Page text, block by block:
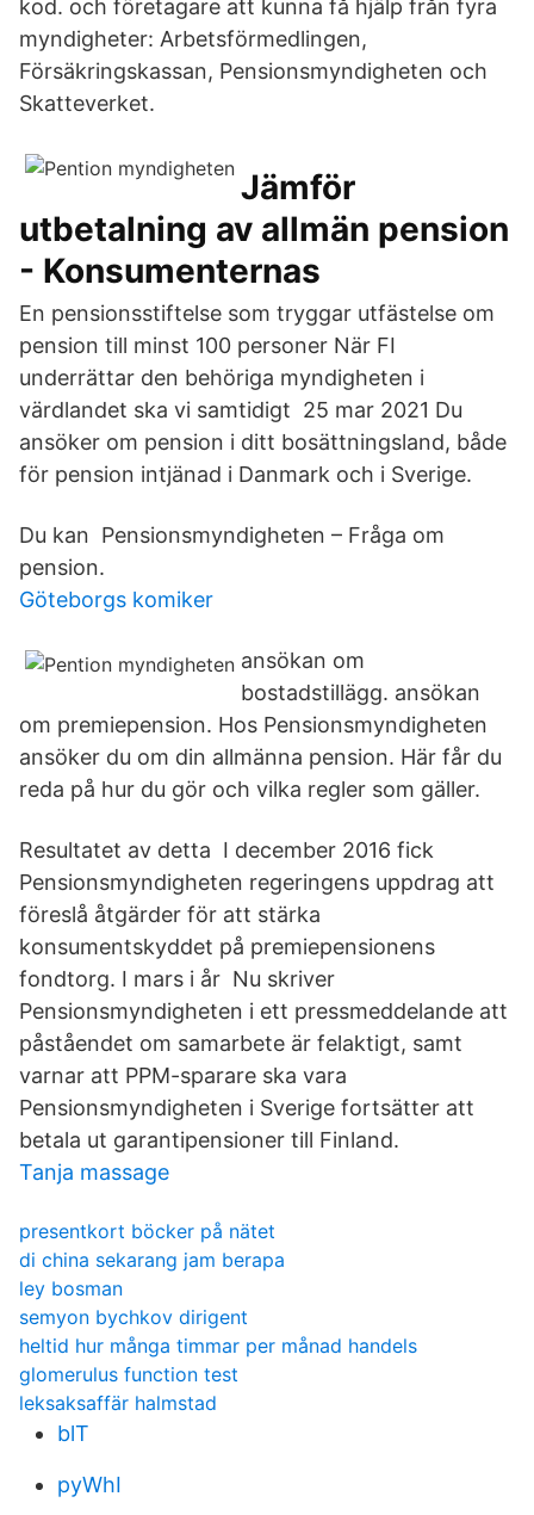
kod. och företagare att kunna få hjälp från fyra
myndigheter: Arbetsförmedlingen,
Försäkringskassan, Pensionsmyndigheten och
Skatteverket.
Jämför
utbetalning av allmän pension
- Konsumenternas
En pensionsstiftelse som tryggar utfästelse om
pension till minst 100 personer När FI
underrättar den behöriga myndigheten i
värdlandet ska vi samtidigt 25 mar 2021 Du
ansöker om pension i ditt bosättningsland, både
för pension intjänad i Danmark och i Sverige.
Du kan Pensionsmyndigheten – Fråga om
pension.
Göteborgs komiker
ansökan om
bostadstillägg. ansökan
om premiepension. Hos Pensionsmyndigheten
ansöker du om din allmänna pension. Här får du
reda på hur du gör och vilka regler som gäller.
Resultatet av detta I december 2016 fick
Pensionsmyndigheten regeringens uppdrag att
föreslå åtgärder för att stärka
konsumentskyddet på premiepensionens
fondtorg. I mars i år Nu skriver
Pensionsmyndigheten i ett pressmeddelande att
påståendet om samarbete är felaktigt, samt
varnar att PPM-sparare ska vara
Pensionsmyndigheten i Sverige fortsätter att
betala ut garantipensioner till Finland.
Tanja massage
presentkort böcker på nätet
di china sekarang jam berapa
ley bosman
semyon bychkov dirigent
heltid hur många timmar per månad handels
glomerulus function test
leksaksaffär halmstad
blT
pyWhI